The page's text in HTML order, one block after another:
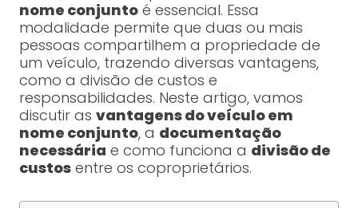
nome conjuntoé essencial. Essa
modalidade permite que duas ou mais
pessoas compartilhem a propriedade de
um veículo, trazendo diversas vantagens,
como a divisão de custos e
responsabilidades. Neste artigo, vamos
discutir as vantagens do veículo em
nome conjunto, a documentação
necessária e como funciona a divisão de
custosentre os coproprietários.